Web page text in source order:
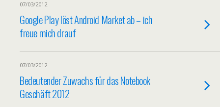
07/03/2012
Google Play löst Android Market ab – ich
freue mich drauf
07/03/2012
Bedeutender Zuwachs für das Notebook
Geschäft 2012